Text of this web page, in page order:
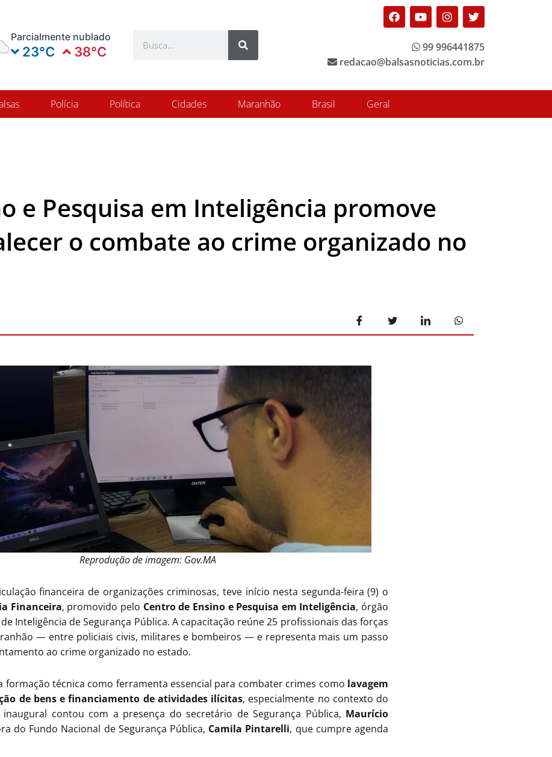
Parcialmente nublado
23°C 38°C
Search
Facebook
YoutubeInstagram
Twitter
99 996441875
redacao@balsasnoticias.com.br
Polícia Política Cidades Maranhão Brasil Geral
e Pesquisa em Inteligência promove
o combate ao crime organizado no
Reprodução de imagem: Gov.MA
financeira de organizações criminosas, teve início nesta segunda-feira (9) o
Financeira, promovido pelo Centro de Ensino e Pesquisa em Inteligência, órgão
Inteligência de Segurança Pública. A capacitação reúne 25 profissionais das forças
— entre policiais civis, militares e bombeiros — e representa mais um passo
ao crime organizado no estado.
formação técnica como ferramenta essencial para combater crimes como lavagem
de bens e financiamento de atividades ilícitas, especialmente no contexto do
contou com a presença do secretário de Segurança Pública, Maurício
do Fundo Nacional de Segurança Pública, Camila Pintarelli, que cumpre agenda